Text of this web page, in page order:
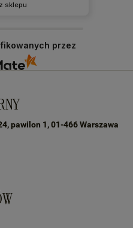
sklepu
Do zobaczenia:)
przez
pawilon 1, 01-466 Warszawa